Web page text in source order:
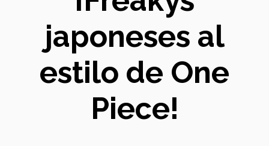
japoneses al
estilo de One
Piece!